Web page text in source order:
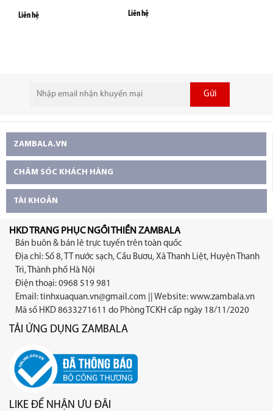
Liên hệ
Hiện Đại
Liên hệ
Gửi
ZAMBALA.VN
CHĂM SÓC KHÁCH HÀNG
TÀI KHOẢN
HKD TRANG PHỤC NGỒI THIỀN ZAMBALA
Bán buôn & bán lẻ trực tuyến trên toàn quốc
Địa chỉ: Số 8, TT nước sạch, Cầu Bươu, Xã Thanh Liệt, Huyện Thanh
Trì, Thành phố Hà Nội
Điện thoại: 0968 519 981
Email: tinhxuaquan.vn@gmail.com || Website: www.zambala.vn
Mã số HKD 8633271611 do Phòng TCKH cấp ngày 18/11/2020
TẢI ỨNG DỤNG ZAMBALA
LIKE ĐỂ NHẬN ƯU ĐÃI